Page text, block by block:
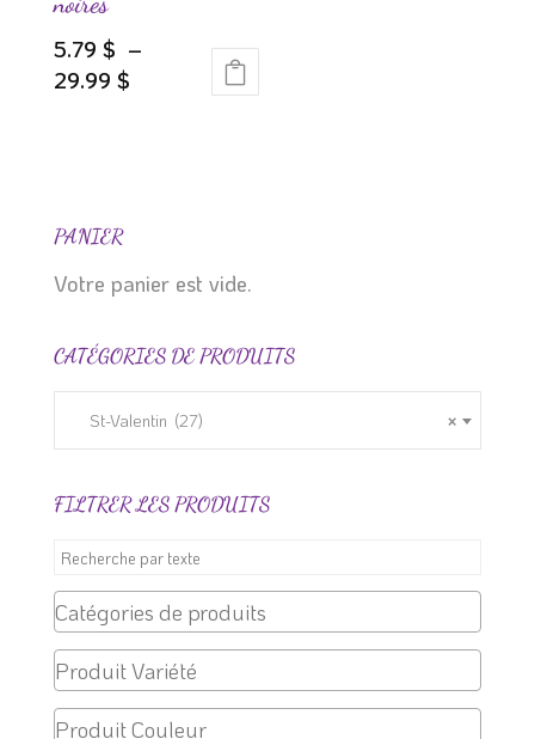
5.79 $ –
29.99 $Plage
variations.
options
être
choisies
la
du
produit
PANIER
Votre panier est vide.
CATÉGORIES DE PRODUITS
×
St-Valentin (27)
FILTRER LES PRODUITS